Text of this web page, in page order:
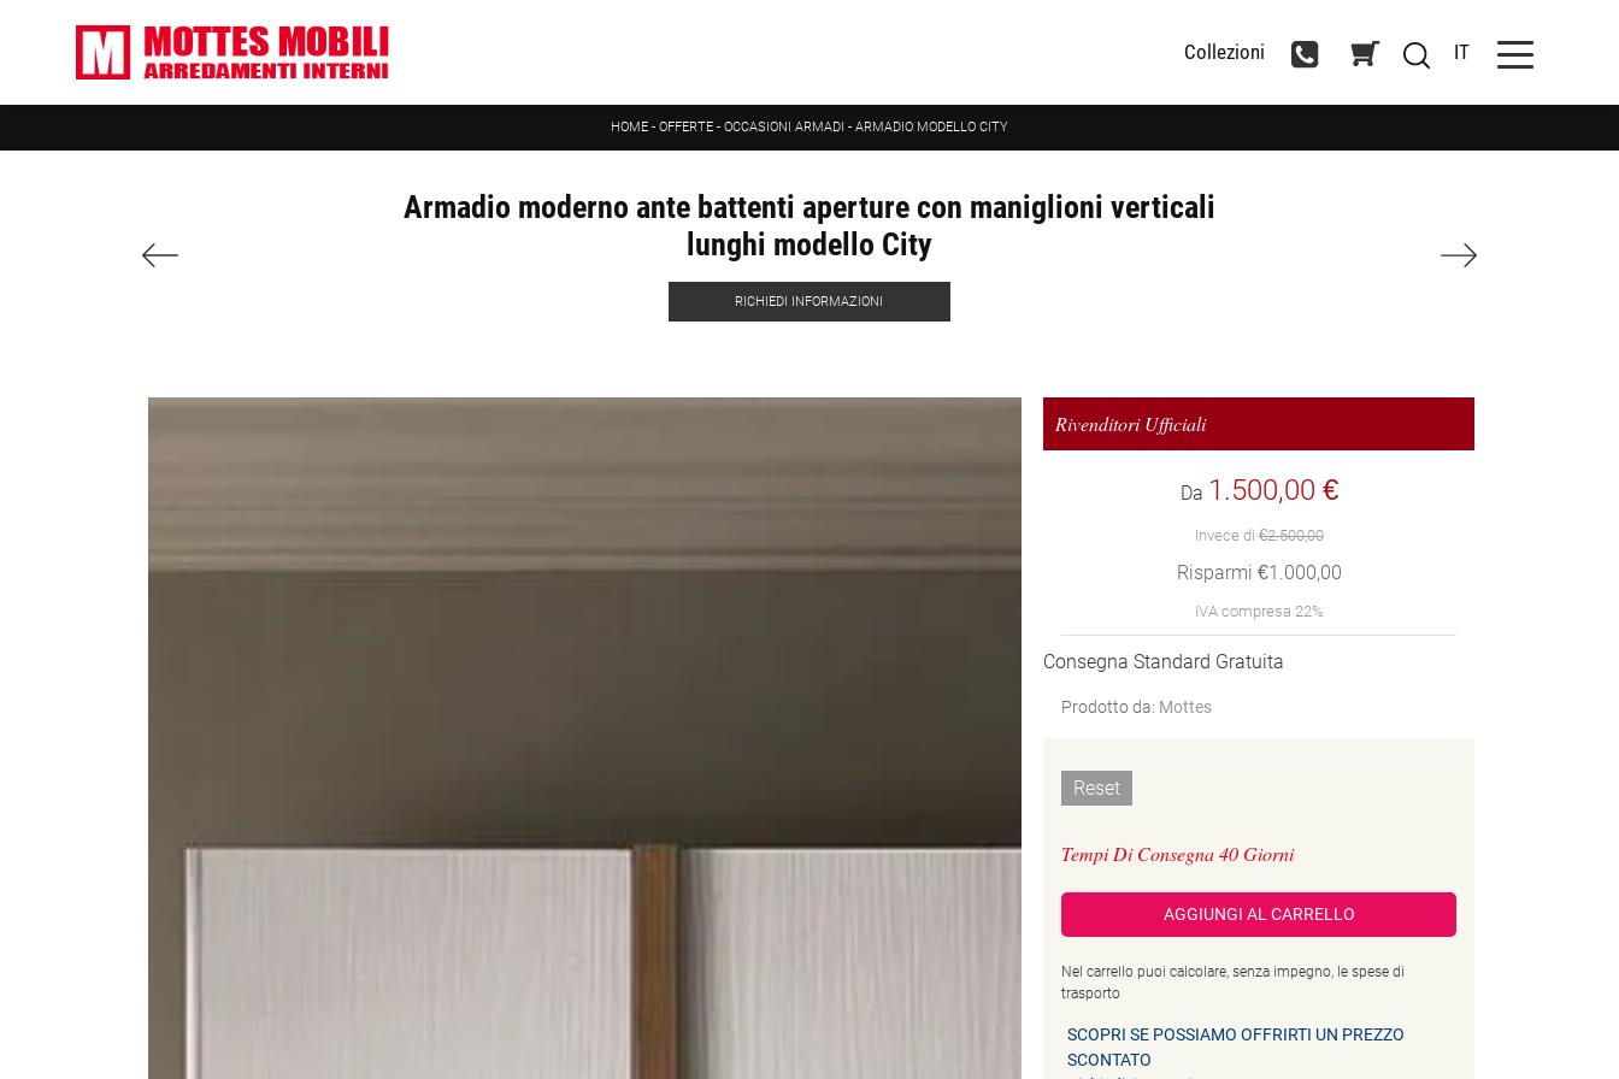
Collezioni IT
HOME - OFFERTE - OCCASIONI ARMADI - ARMADIO MODELLO CITY
Armadio moderno ante battenti aperture con maniglioni verticali
lunghi modello City
RICHIEDI INFORMAZIONI
Rivenditori Ufficiali
Da 1.500,00 €
Invece di€2.500,00
Risparmi €1.000,00
IVA compresa 22%
Consegna Standard Gratuita
Prodotto da: Mottes
Reset
Tempi Di Consegna 40 Giorni
AGGIUNGI AL CARRELLO
Nel carrello puoi calcolare, senza impegno, le spese di
trasporto
SCOPRI SE POSSIAMO OFFRIRTI UN PREZZO
SCONTATO